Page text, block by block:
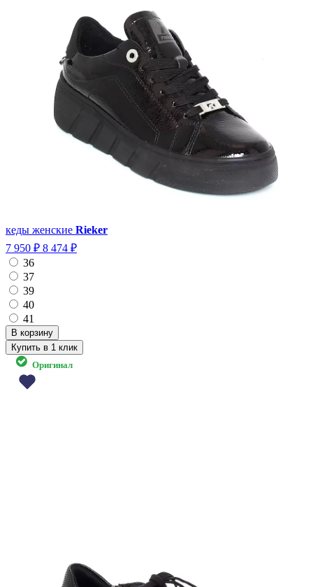
кеды женские Rieker
7 950 ₽ 8 474 ₽
36
37
39
40
41
Купить в 1 клик
Оригинал